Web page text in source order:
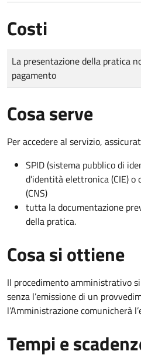
Costi
Tipo di pagamento
Importo
La presentazione della pratica
pagamento
Cosa serve
Per accedere al servizio,
SPID (sistema pubblico di
d’identità elettronica (CIE)
(CNS)
tutta la documentazione
della pratica.
Cosa si ottiene
Il procedimento amministrativo
senza l’emissione di un
l’Amministrazione comunicherà
Tempi e